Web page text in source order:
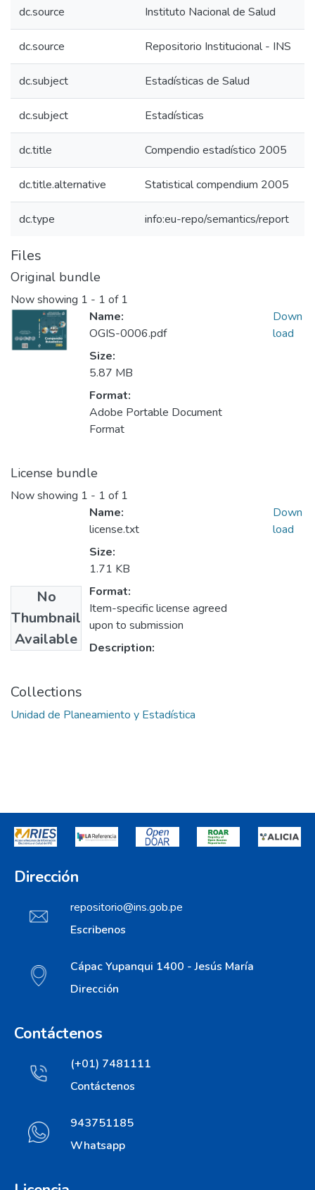
dc.source Instituto Nacional de Salud
dc.source Repositorio Institucional - INS
dc.subject Estadísticas de Salud
dc.subject Estadísticas
dc.title Compendio estadístico 2005
dc.title.alternative Statistical compendium 2005
dc.type info:eu-repo/semantics/report
Files
Original bundle
Now showing 1 - 1 of 1
Name:
OGIS-0006.pdf
Size:
5.87 MB
Format:
Adobe Portable Document
Format
Down
load
License bundle
Now showing 1 - 1 of 1
No
Thumbnail
Available
Name:
license.txt
Size:
1.71 KB
Format:
Item-specific license agreed
upon to submission
Description:
Down
load
Collections
Unidad de Planeamiento y Estadística
Dirección
repositorio@ins.gob.pe
Escribenos
Cápac Yupanqui 1400 - Jesús María
Dirección
Contáctenos
(+01) 7481111
Contáctenos
943751185
Whatsapp